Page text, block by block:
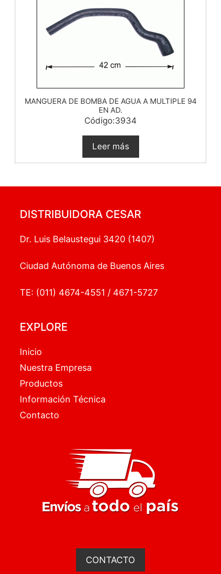
MANGUERA DE BOMBA DE AGUA A MULTIPLE 94
EN AD.
Código:3934
Leer más
DISTRIBUIDORA CESAR
Dr. Luis Belaustegui 3420 (1407)
Ciudad Autónoma de Buenos Aires
TE: (011) 4674-4551 / 4671-5727
EXPLORE
Inicio
Nuestra Empresa
Productos
Información Técnica
Contacto
CONTACTO